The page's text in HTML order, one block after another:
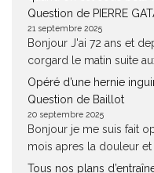
Question de PIERRE
21 septembre 2025
Bonjour J'ai 72 ans et
corgard le matin suite
Opéré d’une hernie
Question de Baillot
20 septembre 2025
Bonjour je me suis fait
mois apres la douleur et
Tous nos plans